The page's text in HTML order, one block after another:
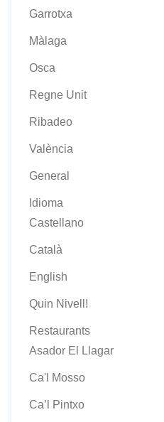
Garrotxa
Màlaga
Osca
Regne Unit
Ribadeo
València
General
Idioma
Castellano
Català
English
Quin Nivell!
Restaurants
Asador El Llagar
Ca'l Mosso
Ca’l Pintxo